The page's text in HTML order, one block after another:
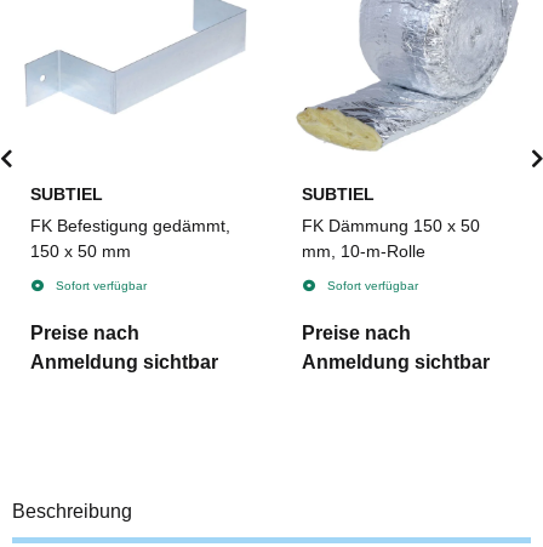
SUBTIEL
FK Befestigung gedämmt,
150 x 50 mm
Sofort verfügbar
Preise nach
Anmeldung sichtbar
SUBTIEL
FK Dämmung 150 x 50
mm, 10-m-Rolle
Sofort verfügbar
Preise nach
Anmeldung sichtbar
Beschreibung